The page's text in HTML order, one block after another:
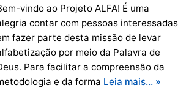
vindo ao Projeto ALFA! É uma
contar com pessoas interessadas
fazer parte desta missão de levar
por meio da Palavra de
Para facilitar a compreensão da
e da forma Leia mais… »